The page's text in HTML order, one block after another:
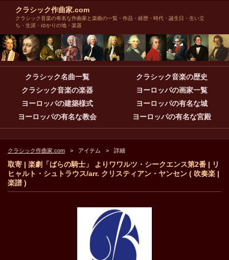
クラシック作曲家.com
クラシック音楽の有名な作曲家と楽曲の一覧・作品・経歴・時代・誕生日・生い立
ち・生涯・ゆかりの地・楽器
クラシック名曲一覧
クラシック音楽の歴史
クラシック音楽の楽器
ヨーロッパの画家一覧
ヨーロッパの建築様式
ヨーロッパの有名な城
ヨーロッパの有名な教会
ヨーロッパの有名な宮殿
クラシック作曲家.com アイテム 詳細
取寄 | 楽劇「ばらの騎士」 よりワワルツ・シークエンス第2番 | リ
ヒャルト・シュトラウス/arr. クリスティアン・ヤンセン ( 吹奏楽 |
楽譜 )